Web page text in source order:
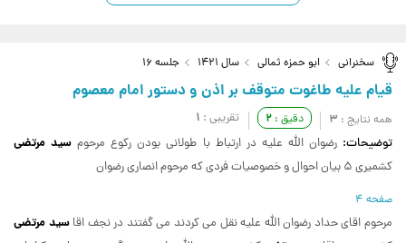
سخنرانی ابو حمزه ثمالی سال 1421 جلسه 16
قیام علیه طاغوت متوقف بر اذن و دستور امام معصوم
همه نتایج : 3 دقیق : 2 تقریبی : 1
توضیحات:رضوان الله علیه در ارتباط با طولانی بودن رکوع مرحوم سید مرتضی
کشمیری 5 بیان احوال و خصوصیات فردی که مرحوم انصاری رضوان
صفحه 4
مرحوم اقای حداد رضوان الله علیه نقل می کردند می گفتند در نجف اقاسید مرتضی